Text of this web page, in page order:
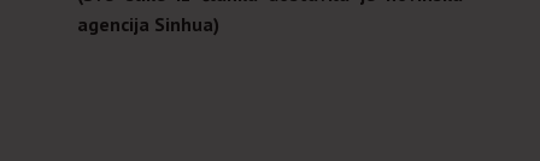
agencija Sinhua)